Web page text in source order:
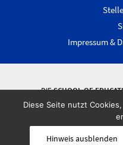
Impressum &
DIESCHOOL OF
WISSENSCHAFTLICHE
FREIBURG, DER
HOCHSCHULE
Diese Seite nutzt
Hinweis ausblenden